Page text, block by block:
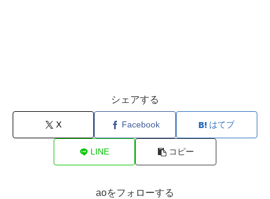
シェアする
X Facebook はてブ
LINE コピー
aoをフォローする